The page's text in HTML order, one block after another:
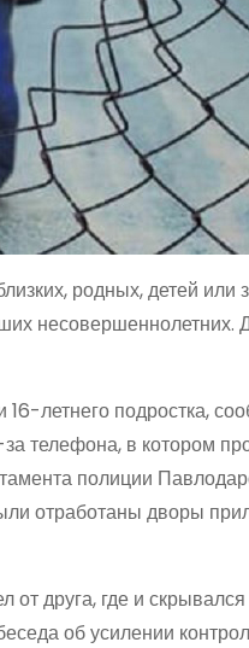
родных, детей или
несовершеннолетних.
летнего подростка,
телефона, в котором
полиции
отработаны дворы
друга, где и
об усилении